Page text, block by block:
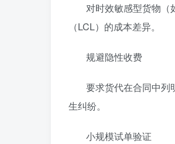
对时效敏感型货物（
（LCL）的成本差异。
‌规避隐性收费‌
要求货代在合同中列
生纠纷。
‌小规模试单验证‌